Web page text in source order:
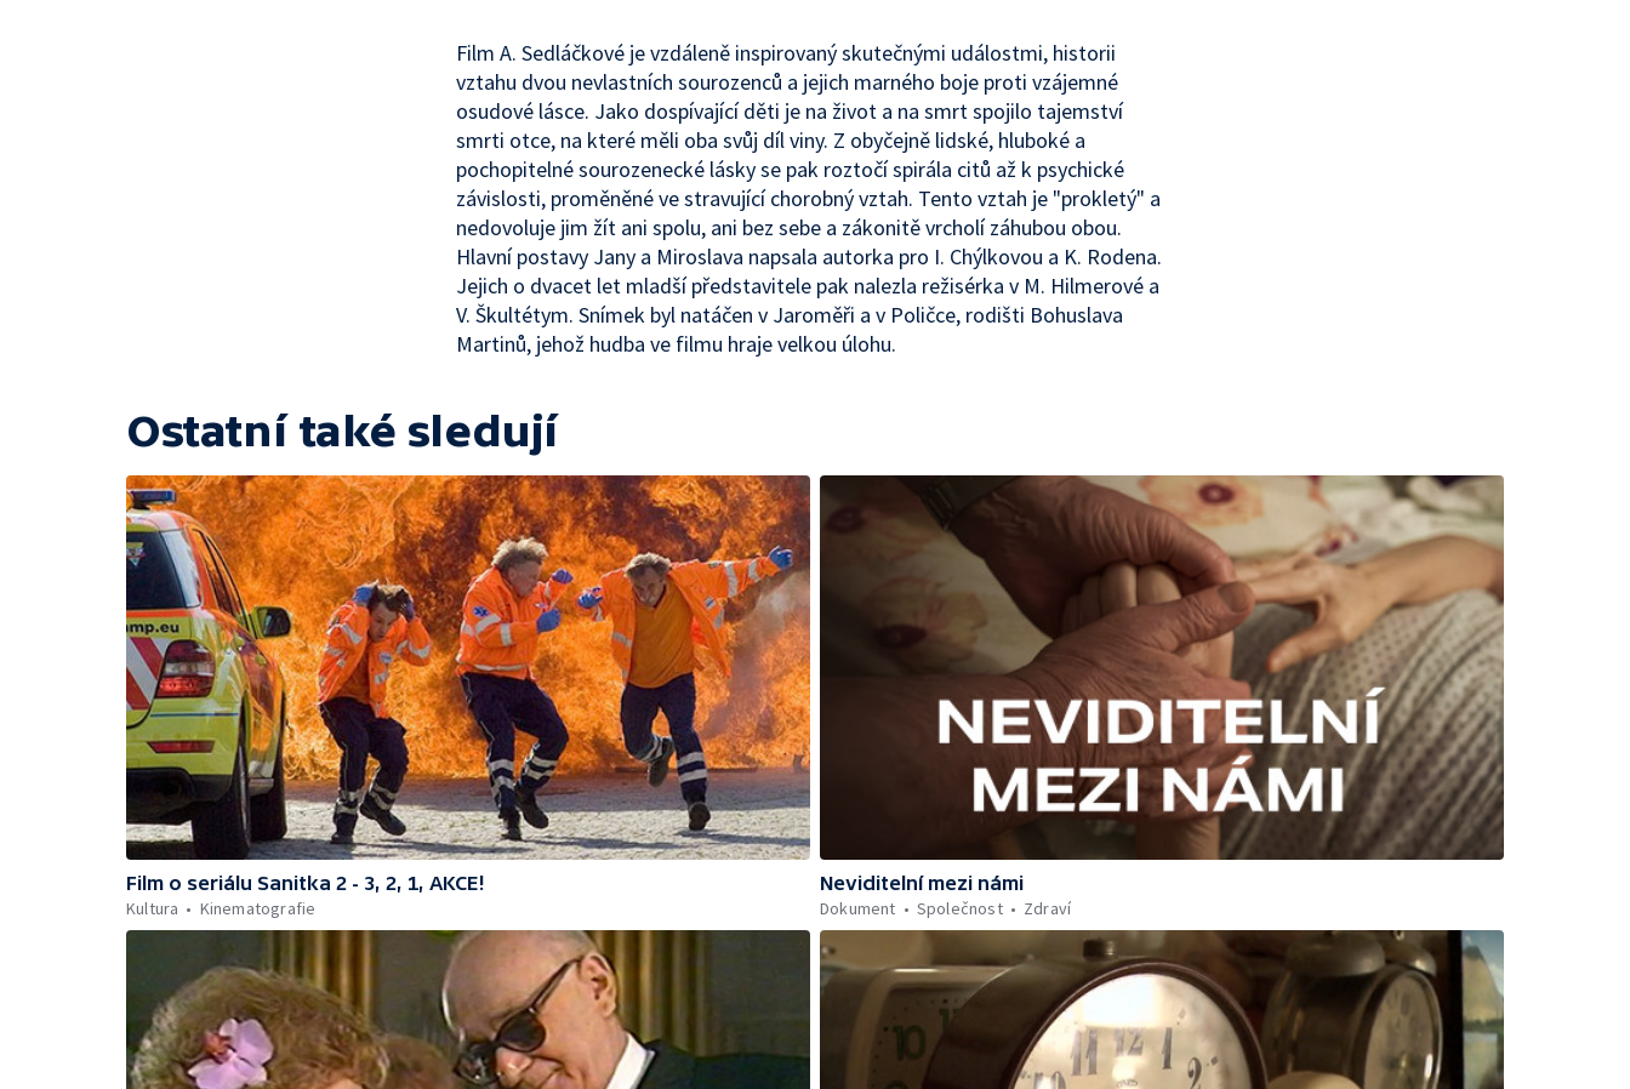
Film A. Sedláčkové je vzdáleně inspirovaný skutečnými událostmi, historii
vztahu dvou nevlastních sourozenců a jejich marného boje proti vzájemné
osudové lásce. Jako dospívající děti je na život a na smrt spojilo tajemství
smrti otce, na které měli oba svůj díl viny. Z obyčejně lidské, hluboké a
pochopitelné sourozenecké lásky se pak roztočí spirála citů až k psychické
závislosti, proměněné ve stravující chorobný vztah. Tento vztah je "prokletý" a
nedovoluje jim žít ani spolu, ani bez sebe a zákonitě vrcholí záhubou obou.
Hlavní postavy Jany a Miroslava napsala autorka pro I. Chýlkovou a K. Rodena.
Jejich o dvacet let mladší představitele pak nalezla režisérka v M. Hilmerové a
V. Škultétym. Snímek byl natáčen v Jaroměři a v Poličce, rodišti Bohuslava
Martinů, jehož hudba ve filmu hraje velkou úlohu.
Ostatní také sledují
Film o seriálu Sanitka 2 - 3, 2, 1, AKCE!
Kultura
Kinematografie
Neviditelní mezi námi
Dokument
Společnost Zdraví